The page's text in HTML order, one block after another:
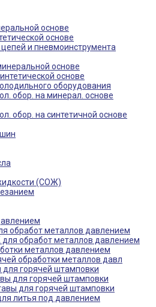
основе
основе
и пневмоинструмента
основе
основе
оборудования
обор. на минерал. основе
обор. на синтетичной основе
(СОЖ)
обработ металлов давлением
обработ металлов давлением
металлов давлением
обработки металлов давл
горячей штамповки
для горячей штамповки
для горячей штамповки
литья под давлением